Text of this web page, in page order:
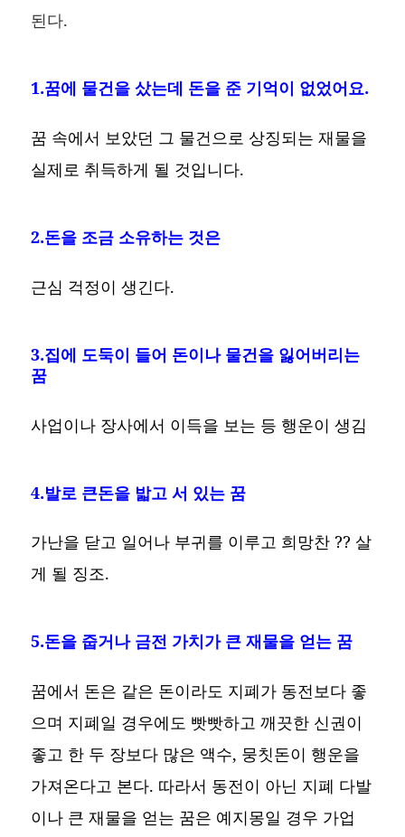
된다.
1.꿈에 물건을 샀는데 돈을 준 기억이 없었어요.
꿈 속에서 보았던 그 물건으로 상징되는 재물을
실제로 취득하게 될 것입니다.
2.돈을 조금 소유하는 것은
근심 걱정이 생긴다.
3.집에 도둑이 들어 돈이나 물건을 잃어버리는
꿈
사업이나 장사에서 이득을 보는 등 행운이 생김
4.발로 큰돈을 밟고 서 있는 꿈
가난을 닫고 일어나 부귀를 이루고 희망찬 ?? 살
게 될 징조.
5.돈을 줍거나 금전 가치가 큰 재물을 얻는 꿈
꿈에서 돈은 같은 돈이라도 지폐가 동전보다 좋
으며 지폐일 경우에도 빳빳하고 깨끗한 신권이
좋고 한 두 장보다 많은 액수, 뭉칫돈이 행운을
가져온다고 본다. 따라서 동전이 아닌 지폐 다발
이나 큰 재물을 얻는 꿈은 예지몽일 경우 가업